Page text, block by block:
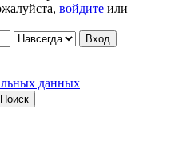
войдите или
данных